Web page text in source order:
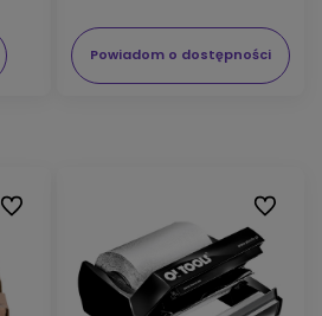
Powiadom o dostępności
Do ulubionych Do